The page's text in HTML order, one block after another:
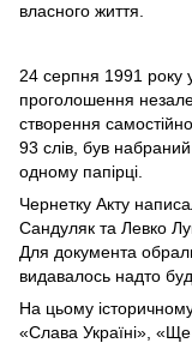
власного життя.
24 серпня 1991 року
проголошення
створення
93 слів, був
одному папірці.
Чернетку Акту
Сандуляк та Левко
Для документа
видавалось надто
На цьому
«Слава Україні»,